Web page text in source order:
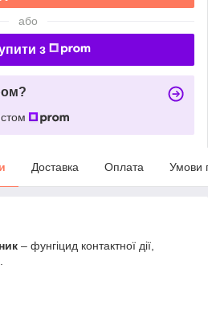
або
з
Доставка Оплата Умови
– фунгіцид контактної дії,